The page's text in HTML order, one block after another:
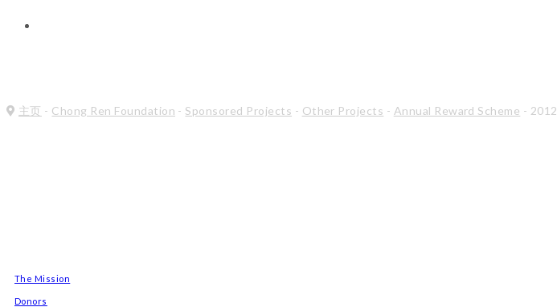
主页 - Chong Ren Foundation - Sponsored Projects - Other Projects - Annual Reward Scheme - 2012
The Mission
Donors